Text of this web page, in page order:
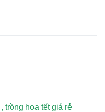
trồng hoa tết giá rẻ